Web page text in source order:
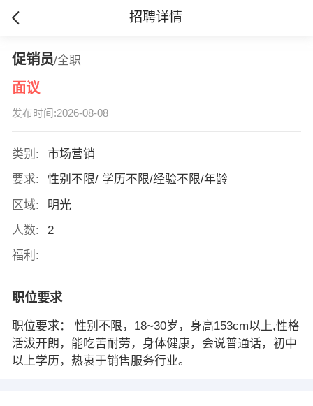
招聘详情
促销员/全职
面议
发布时间:2026-08-08
类别:
市场营销
要求:
性别不限/ 学历不限/经验不限/年龄
区域:
明光
人数:
2
福利:
职位要求
职位要求： 性别不限，18~30岁，身高153cm以上,性格
活沷开朗，能吃苦耐劳，身体健康，会说普通话，初中
以上学历，热衷于销售服务行业。